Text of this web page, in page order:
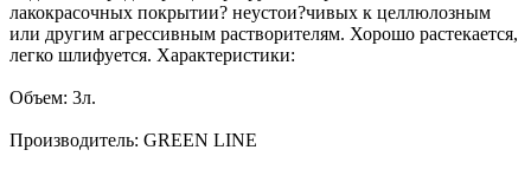
лакокрасочных покрытии? неустои?чивых к целлюлозным
или другим агрессивным растворителям. Хорошо растекается,
легко шлифуется. Характеристики:
Объем: 3л.
Производитель: GREEN LINE